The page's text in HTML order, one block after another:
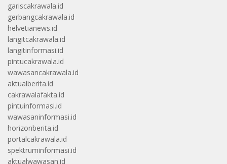
gariscakrawala.id
gerbangcakrawala.id
helvetianews.id
langitcakrawala.id
langitinformasi.id
pintucakrawala.id
wawasancakrawala.id
aktualberita.id
cakrawalafakta.id
pintuinformasi.id
wawasaninformasi.id
horizonberita.id
portalcakrawala.id
spektruminformasi.id
aktualwawasan.id